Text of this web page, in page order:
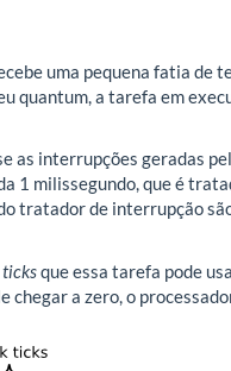
uma pequena fatia de
quantum, a tarefa em
as interrupções geradas
1 milissegundo, que é
tratador de interrupção
ticksque essa tarefa pode
chegar a zero, o